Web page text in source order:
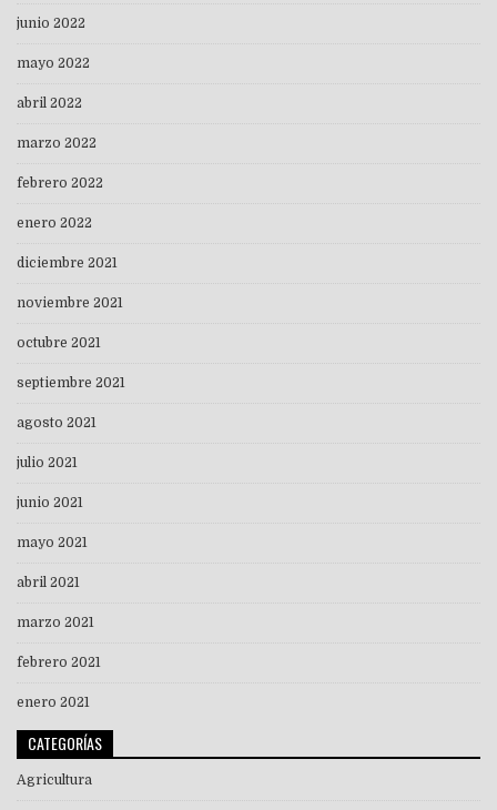
junio 2022
mayo 2022
abril 2022
marzo 2022
febrero 2022
enero 2022
diciembre 2021
noviembre 2021
octubre 2021
septiembre 2021
agosto 2021
julio 2021
junio 2021
mayo 2021
abril 2021
marzo 2021
febrero 2021
enero 2021
CATEGORÍAS
Agricultura